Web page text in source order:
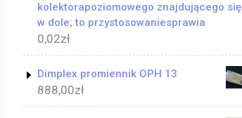
kolektorapoziomowego znajdującego się
w dole; to przystosowaniesprawia
0,02zł
Dimplex promiennik OPH 13
888,00zł